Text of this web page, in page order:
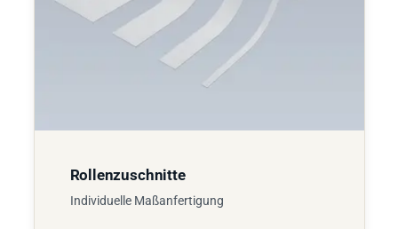
Rollenzuschnitte
Individuelle Maßanfertigung